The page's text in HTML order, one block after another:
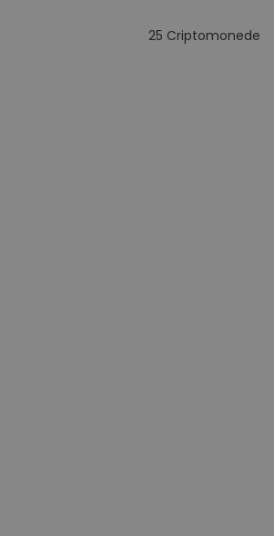
25 Criptomonede